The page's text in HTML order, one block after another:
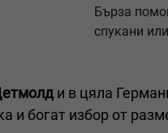
Бърза
спукани
и в цяла
и богат избор от